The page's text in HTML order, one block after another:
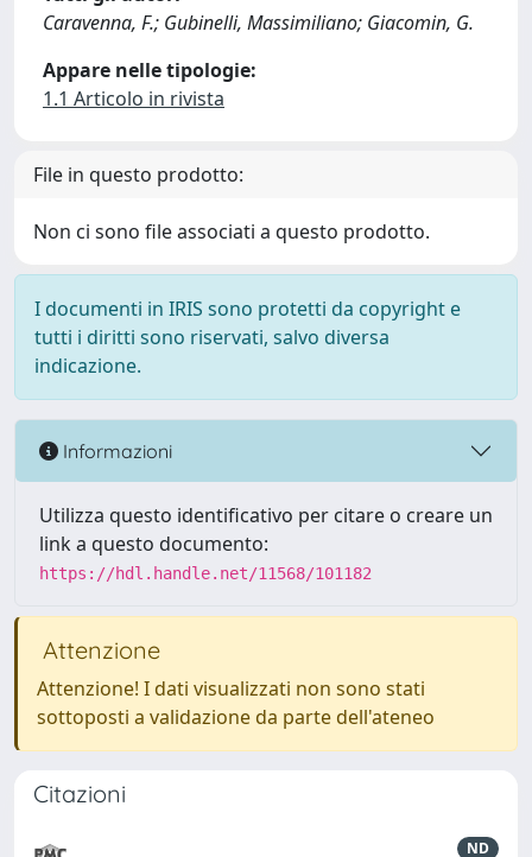
Caravenna, F.; Gubinelli, Massimiliano; Giacomin, G.
Appare nelle tipologie:
1.1 Articolo in rivista
File in questo prodotto:
Non ci sono file associati a questo prodotto.
I documenti in IRIS sono protetti da copyright e
tutti i diritti sono riservati, salvo diversa
indicazione.
Informazioni
Utilizza questo identificativo per citare o creare un
link a questo documento:
https://hdl.handle.net/11568/101182
Attenzione
Attenzione! I dati visualizzati non sono stati
sottoposti a validazione da parte dell'ateneo
Citazioni
ND